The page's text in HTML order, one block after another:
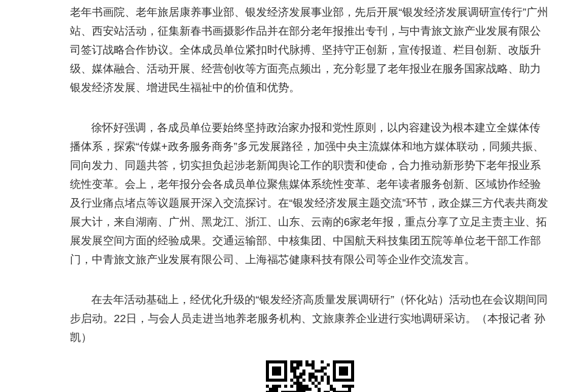
老年书画院、老年旅居康养事业部、银发经济发展事业部，先后开展“银发经济发展调研宣传行”广州
站、西安站活动，征集新春书画摄影作品并在部分老年报推出专刊，与中青旅文旅产业发展有限公
司签订战略合作协议。全体成员单位紧扣时代脉搏、坚持守正创新，宣传报道、栏目创新、改版升
级、媒体融合、活动开展、经营创收等方面亮点频出，充分彰显了老年报业在服务国家战略、助力
银发经济发展、增进民生福祉中的价值和优势。
徐怀好强调，各成员单位要始终坚持政治家办报和党性原则，以内容建设为根本建立全媒体传
播体系，探索“传媒+政务服务商务”多元发展路径，加强中央主流媒体和地方媒体联动，同频共振、
同向发力、同题共答，切实担负起涉老新闻舆论工作的职责和使命，合力推动新形势下老年报业系
统性变革。会上，老年报分会各成员单位聚焦媒体系统性变革、老年读者服务创新、区域协作经验
及行业痛点堵点等议题展开深入交流探讨。在“银发经济发展主题交流”环节，政企媒三方代表共商发
展大计，来自湖南、广州、黑龙江、浙江、山东、云南的6家老年报，重点分享了立足主责主业、拓
展发展空间方面的经验成果。交通运输部、中核集团、中国航天科技集团五院等单位老干部工作部
门，中青旅文旅产业发展有限公司、上海福芯健康科技有限公司等企业作交流发言。
在去年活动基础上，经优化升级的“银发经济高质量发展调研行”（怀化站）活动也在会议期间同
步启动。22日，与会人员走进当地养老服务机构、文旅康养企业进行实地调研采访。（本报记者 孙
凯）